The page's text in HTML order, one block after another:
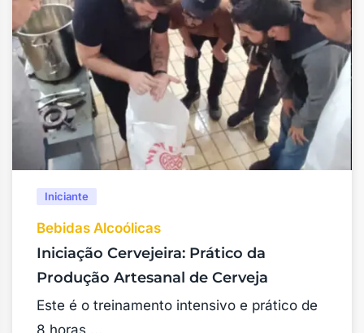
Iniciante
Bebidas Alcoólicas
Iniciação Cervejeira: Prático da
Produção Artesanal de Cerveja
Este é o treinamento intensivo e prático de